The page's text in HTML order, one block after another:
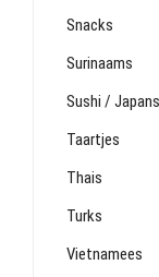
Snacks
Surinaams
Sushi / Japans
Taartjes
Thais
Turks
Vietnamees